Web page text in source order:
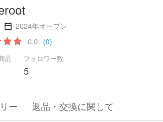
2024年オープン
0.0 (0)
品 フォロワー数
5
ー 返品・交換に関して